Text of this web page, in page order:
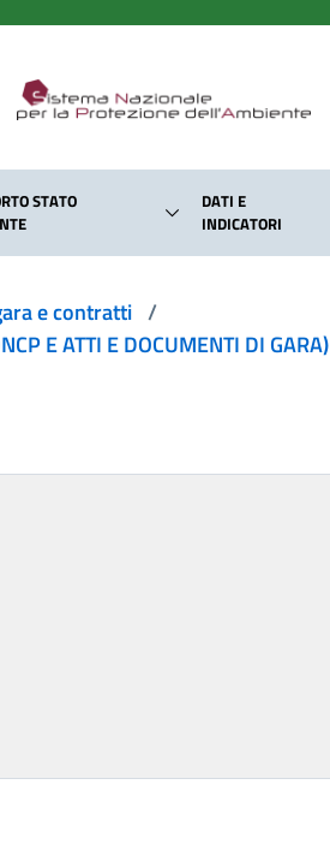
STATO
DATI E
INDICATORI
e contratti /
E ATTI E DOCUMENTI DI GARA)